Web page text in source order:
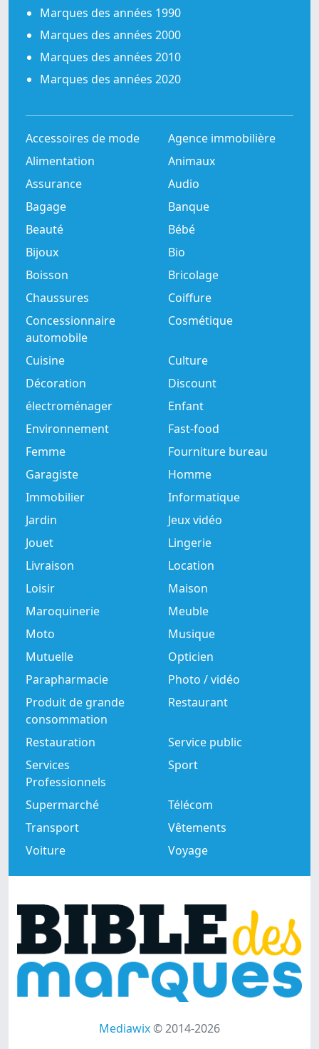
Marques des années 1990
Marques des années 2000
Marques des années 2010
Marques des années 2020
Accessoires de mode
Agence immobilière
Alimentation
Animaux
Assurance
Audio
Bagage
Banque
Beauté
Bébé
Bijoux
Bio
Boisson
Bricolage
Chaussures
Coiffure
Concessionnaire
automobile
Cosmétique
Cuisine
Culture
Décoration
Discount
électroménager
Enfant
Environnement
Fast-food
Femme
Fourniture bureau
Garagiste
Homme
Immobilier
Informatique
Jardin
Jeux vidéo
Jouet
Lingerie
Livraison
Location
Loisir
Maison
Maroquinerie
Meuble
Moto
Musique
Mutuelle
Opticien
Parapharmacie
Photo / vidéo
Produit de grande
consommation
Restaurant
Restauration
Service public
Services
Professionnels
Sport
Supermarché
Télécom
Transport
Vêtements
Voiture
Voyage
Mediawix© 2014-2026